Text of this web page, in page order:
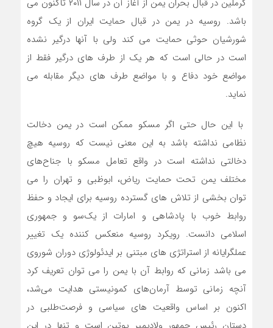
کرملین در قبال بحران یمن از آغاز آن در سال ۲۰۱۱ تاکنون می
باشد. روسیه در یمن در قبال حمایت ایران از یک گروه
شورشیان حوثی حمایت می کند ولی با آنها درگیر نشده
است در حالی است که هر یک از طرف های درگیر فقط از
مواضع خود دفاع و با مواضع طرف های دیگر مقابله می
نماید.
با این حال حتی اگر مسکو ممکن است در یمن دخالت
نظامی نداشته باشد به این معنی نیست که روسیه هیچ
دخالتی نداشته است در واقع تعامل مسکو با جناح‌های
مختلف یمن تحت حمایت ریاض، ابوظبی و تهران را می
توان بخشی از تلاش های گسترده روسیه برای ایجاد و حفظ
روابط خوب با پادشاهی و امارات از یک‌سو و جمهوری
اسلامی دانست. رویکرد روسیه منعکس کننده یک تغییر
عملگرایانه از استراتژی های مبتنی بر ایدئولوژی دوران شوروی
می باشد زمانی که روابط آن با یمن را می توان تعریف کرد
آنچه زمانی توسط آرمان‌های کمونیستی هدایت می‌شد،
اکنون بر اساس واقعیت های سیاسی و فرصت‌طلبی در